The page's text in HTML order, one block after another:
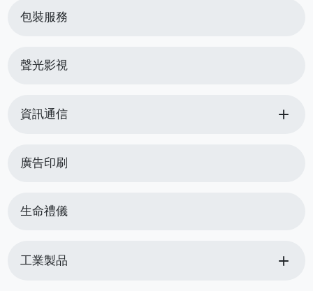
包裝服務
聲光影視
資訊通信 add
廣告印刷
生命禮儀
工業製品 add